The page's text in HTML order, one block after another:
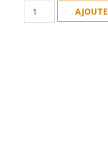
quantité
de